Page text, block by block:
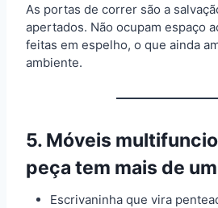
As portas de correr são a
apertados. Não ocupam espaço
feitas em espelho, o que ainda
ambiente.
5. Móveis
peça tem mais de
Escrivaninha que vira